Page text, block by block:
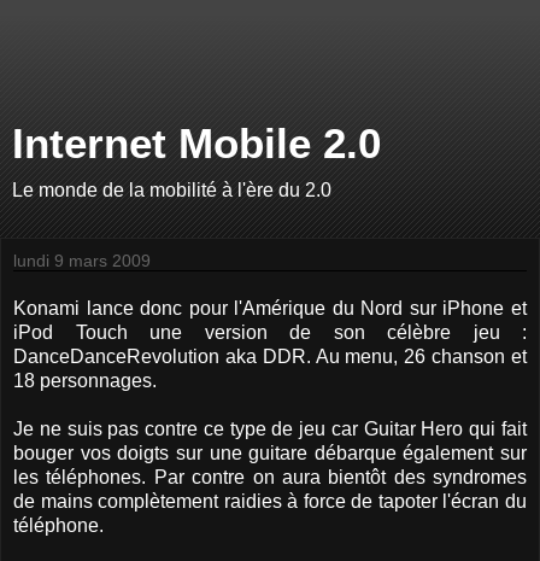
Internet Mobile 2.0
Le monde de la mobilité à l'ère du 2.0
lundi 9 mars 2009
Konami lance donc pour l'Amérique du Nord sur iPhone et
iPod Touch une version de son célèbre jeu :
DanceDanceRevolution aka DDR. Au menu, 26 chanson et
18 personnages.
Je ne suis pas contre ce type de jeu car Guitar Hero qui fait
bouger vos doigts sur une guitare débarque également sur
les téléphones. Par contre on aura bientôt des syndromes
de mains complètement raidies à force de tapoter l'écran du
téléphone.